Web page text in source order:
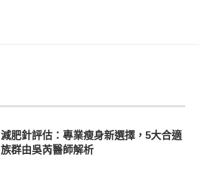
減肥針評估：專業瘦身新選擇，5大合適
族群由吳芮醫師解析